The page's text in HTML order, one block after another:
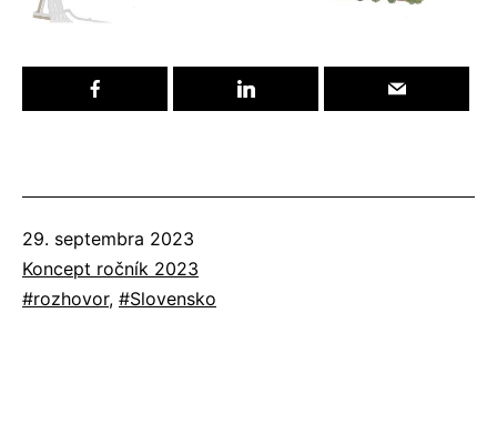
Publikované
29. septembra 2023
Kategorizované
ako
Koncept ročník 2023
Označené
rozhovor, Slovensko